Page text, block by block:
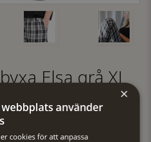
Elsa grå XL
×
webbplats använder
cookies för att anpassa